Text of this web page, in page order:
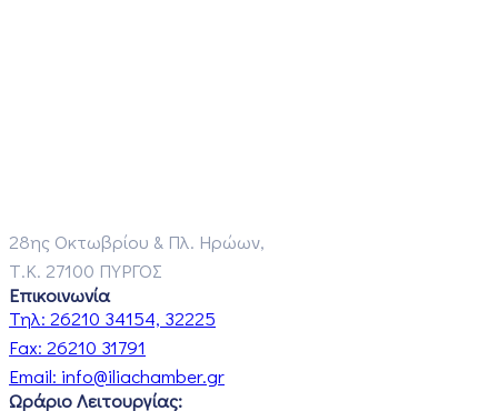
28ης Οκτωβρίου & Πλ. Ηρώων,
Τ.Κ. 27100 ΠΥΡΓΟΣ
Επικοινωνία
Τηλ: 26210 34154, 32225
Fax: 26210 31791
Email: info@iliachamber.gr
Ωράριο Λειτουργίας: